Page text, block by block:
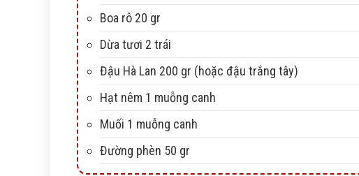
Boa rô 20 gr
Dừa tươi 2 trái
Đậu Hà Lan 200 gr (hoặc đậu trắng tây)
Hạt nêm 1 muỗng canh
Muối 1 muỗng canh
Đường phèn 50 gr